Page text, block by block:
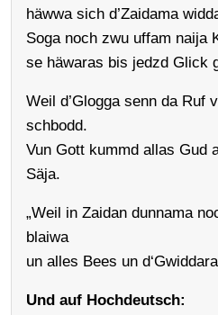
häwwa sich d’Zaidama
Soga noch zwu uffam naija
se häwaras bis jedzd Glick
Weil d’Glogga senn da Ruf
schbodd.
Vun Gott kummd allas Gud
Säja.
„Weil in Zaidan dunnama
blaiwa
un alles Bees un
Und auf Hochdeutsch: